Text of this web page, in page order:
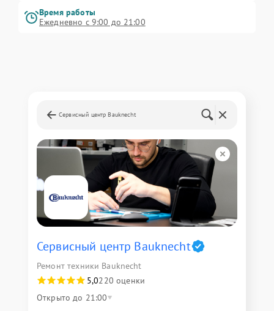
Время работы
Ежедневно с 9:00 до 21:00
Сервисный центр Bauknecht
Сервисный центр Bauknecht
Ремонт техники Bauknecht
5,0220 оценки
Открыто до 21:00